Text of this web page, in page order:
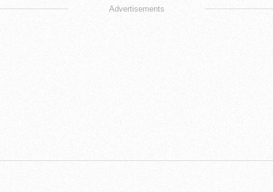
Advertisements